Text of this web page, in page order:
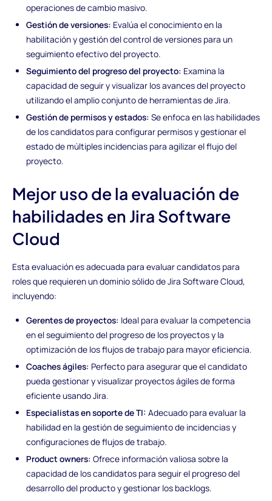
operaciones de cambio masivo.
Gestión de versiones: Evalúa el conocimiento en la
habilitación y gestión del control de versiones para un
seguimiento efectivo del proyecto.
Seguimiento del progreso del proyecto: Examina la
capacidad de seguir y visualizar los avances del proyecto
utilizando el amplio conjunto de herramientas de Jira.
Gestión de permisos y estados: Se enfoca en las habilidades
de los candidatos para configurar permisos y gestionar el
estado de múltiples incidencias para agilizar el flujo del
proyecto.
Mejor uso de la evaluación de
habilidades en Jira Software
Cloud
Esta evaluación es adecuada para evaluar candidatos para
roles que requieren un dominio sólido de Jira Software Cloud,
incluyendo:
Gerentes de proyectos: Ideal para evaluar la competencia
en el seguimiento del progreso de los proyectos y la
optimización de los flujos de trabajo para mayor eficiencia.
Coaches ágiles: Perfecto para asegurar que el candidato
pueda gestionar y visualizar proyectos ágiles de forma
eficiente usando Jira.
Especialistas en soporte de TI: Adecuado para evaluar la
habilidad en la gestión de seguimiento de incidencias y
configuraciones de flujos de trabajo.
Product owners: Ofrece información valiosa sobre la
capacidad de los candidatos para seguir el progreso del
desarrollo del producto y gestionar los backlogs.